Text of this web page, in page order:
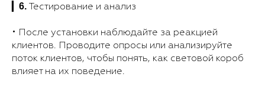
6. Тестирование и анализ
• После установки наблюдайте за реакцией
клиентов. Проводите опросы или анализируйте
поток клиентов, чтобы понять, как световой короб
влияет на их поведение.